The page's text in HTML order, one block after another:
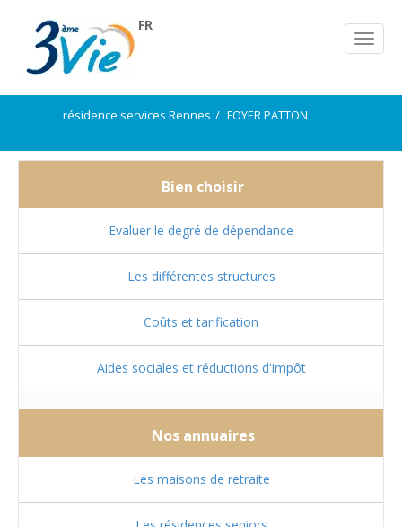
FR
résidence services Rennes FOYER PATTON
Bien choisir
Evaluer le degré de dépendance
Les différentes structures
Coûts et tarification
Aides sociales et réductions d'impôt
Nos annuaires
Les maisons de retraite